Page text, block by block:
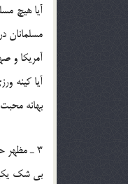
آيا هيچ
مسلمانان
آمريكا و
آيا كينه
بهانه
3 ـ مظهر حجاب و عفاف
بي شك يكي